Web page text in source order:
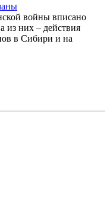
войны вписано
из них – действия
в Сибири и на